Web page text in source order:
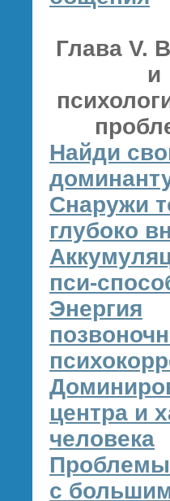
Глава V.
и
Найди
Снаружи
глубоко
пси-
Энергия
центра и
человека
с